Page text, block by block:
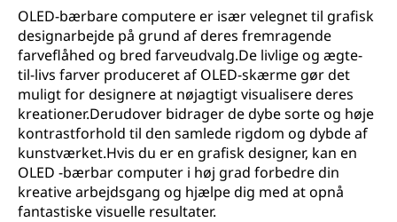
OLED-bærbare computere er især velegnet til grafisk
designarbejde på grund af deres fremragende
farveflåhed og bred farveudvalg.De livlige og ægte-
til-livs farver produceret af OLED-skærme gør det
muligt for designere at nøjagtigt visualisere deres
kreationer.Derudover bidrager de dybe sorte og høje
kontrastforhold til den samlede rigdom og dybde af
kunstværket.Hvis du er en grafisk designer, kan en
OLED -bærbar computer i høj grad forbedre din
kreative arbejdsgang og hjælpe dig med at opnå
fantastiske visuelle resultater.